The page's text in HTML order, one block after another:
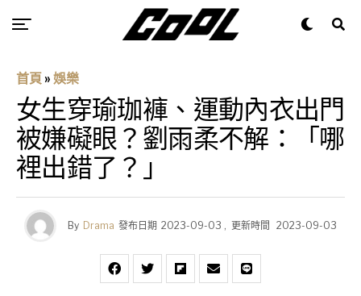
首頁 » 娛樂
女生穿瑜珈褲、運動內衣出門
被嫌礙眼？劉雨柔不解：「哪
裡出錯了？」
By Drama 發布日期 2023-09-03 , 更新時間 2023-09-03